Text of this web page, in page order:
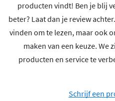
producten vindt! Ben je blij
beter? Laat dan je review
vinden om te lezen, maar ook
maken van een keuze. We
producten en service te
Schrijf een